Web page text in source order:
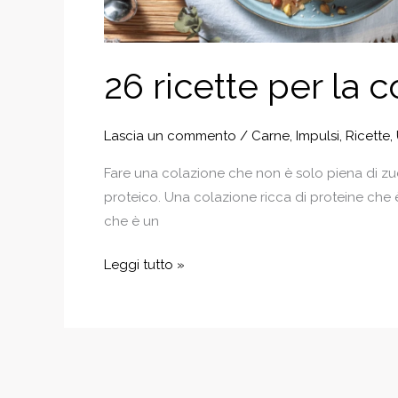
26 ricette per la
Lascia un commento / Carne, Impulsi, Ricette,
Fare una colazione che non è solo piena di
proteico. Una colazione ricca di proteine che
che è un
26
Leggi tutto »